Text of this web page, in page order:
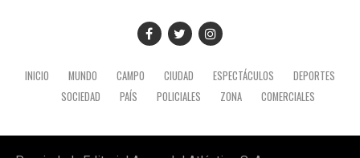
INICIO MUNDO CAMPO CIUDAD ESPECTÁCULOS
DEPORTES
SOCIEDAD
PAÍS POLICIALES ZONA COMERCIALES